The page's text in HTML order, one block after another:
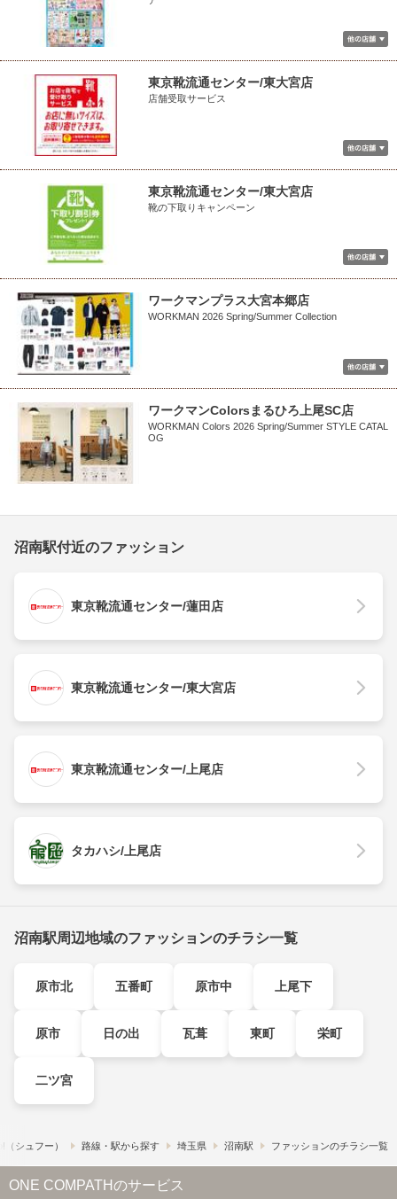
東京靴流通センター/東大宮店
店舗受取サービス
東京靴流通センター/東大宮店
靴の下取りキャンペーン
ワークマンプラス大宮本郷店
WORKMAN 2026 Spring/Summer Collection
ワークマンColorsまるひろ上尾SC店
WORKMAN Colors 2026 Spring/Summer STYLE CATAL
OG
沼南駅付近のファッション
東京靴流通センター/蓮田店
東京靴流通センター/東大宮店
東京靴流通センター/上尾店
タカハシ/上尾店
沼南駅周辺地域のファッションのチラシ一覧
原市北 五番町 原市中 上尾下
原市 日の出 瓦葺 東町 栄町
二ツ宮
シュフー） 路線・駅から探す 埼玉県 沼南駅 ファッションのチラシ一覧
ONE COMPATHのサービス